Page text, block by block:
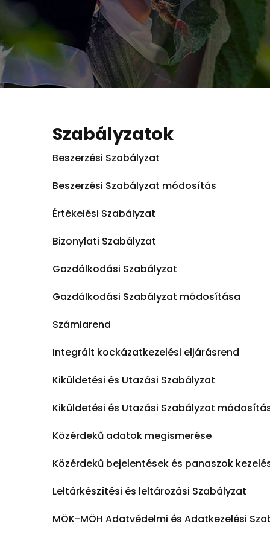
Szabályzatok
Beszerzési Szabályzat
Beszerzési Szabályzat módosítás
Értékelési Szabályzat
Bizonylati Szabályzat
Gazdálkodási Szabályzat
Gazdálkodási Szabályzat módosítása
Számlarend
Integrált kockázatkezelési eljárásrend
Kiküldetési és Utazási Szabályzat
Kiküldetési és Utazási Szabályzat
Közérdekű adatok megismerése
Közérdekű bejelentések és panaszok
Leltárkészítési és leltározási Szabályzat
MÖK-MÖH Adatvédelmi és Adatkezelési